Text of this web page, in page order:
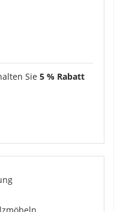
Sie 5 % Rabatt